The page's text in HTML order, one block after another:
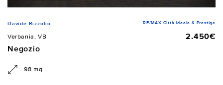
Davide Rizzolio RE/MAX Città Ideale & Prestige
Verbania, VB
2.450€
Negozio
98 mq